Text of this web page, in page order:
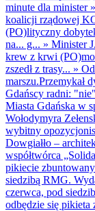
minute dla minister»
koalicji rządowej
(PO)lityczny
na... g... » Minister
krew z krwi
zszedł z trasy... »
marszu.Przemykał
Gdańscy radni:
Miasta Gdańska w
Wołodymyra
wybitny
Dowgiałło –
współtwórca
pikiecie
siedzibą RMG.
czerwca, pod
odbędzie się pikieta